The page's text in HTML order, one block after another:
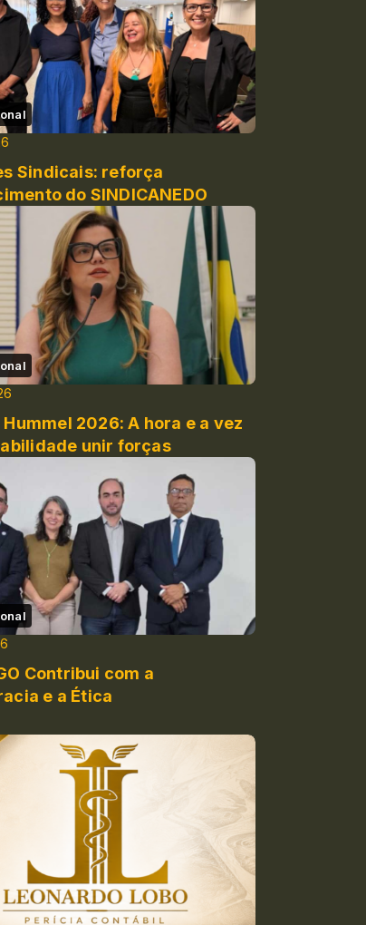
Sindicais: reforça
do SINDICANEDO
2026: A hora e a vez
unir forças
Contribui com a
e a Ética